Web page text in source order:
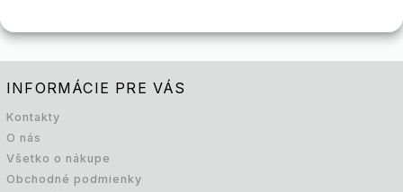
INFORMÁCIE PRE VÁS
Kontakty
O nás
Všetko o nákupe
Obchodné podmienky